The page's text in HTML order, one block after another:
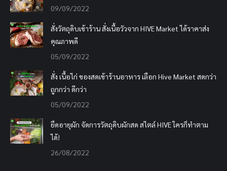
09/09/2022
สั่งวัตถุดิบเข้าร้าน สั่งเนื้อวัวจาก HIVE Market ได้ราคาส่ง
คุณภาพดี
05/09/2022
สั่ง เนื้อไก่ ของสดเข้าร้านอาหาร เลือก Hive Market สดกว่า
ถูกกว่า ดีกว่า
05/09/2022
ยืดอายุผัก จัดการวัตถุดิบผักสด สไตล์ HIVE ใครก็ทำตาม
ได้!
26/08/2022